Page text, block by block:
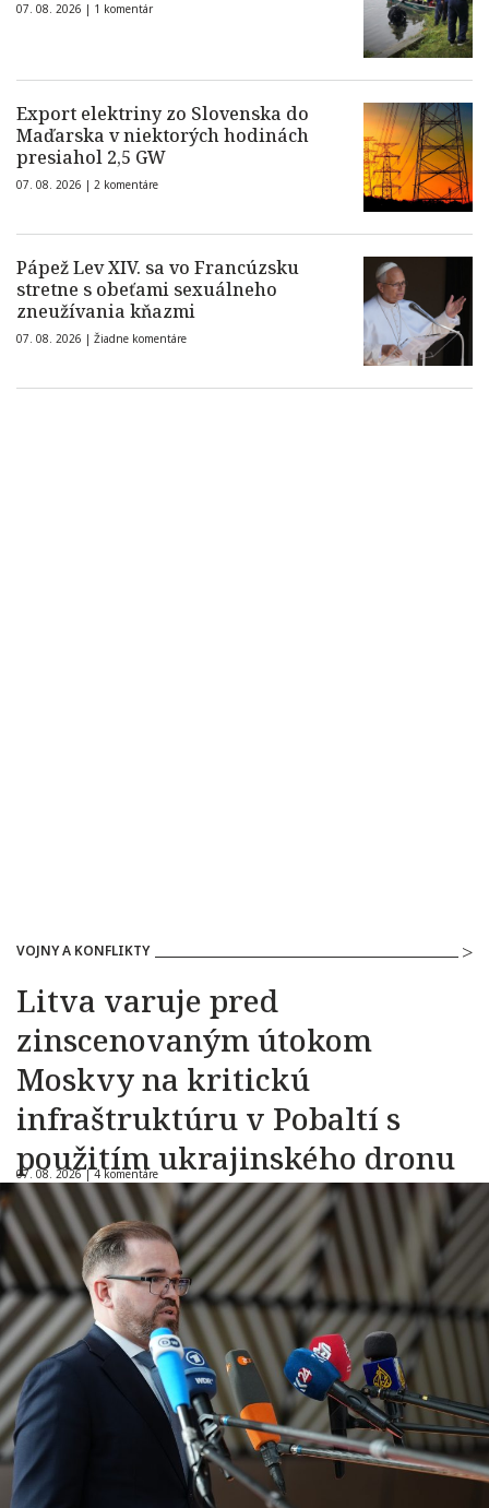
07. 08. 2026 | 1 komentár
Export elektriny zo Slovenska do
Maďarska v niektorých hodinách
presiahol 2,5 GW
07. 08. 2026 | 2 komentáre
Pápež Lev XIV. sa vo Francúzsku
stretne s obeťami sexuálneho
zneužívania kňazmi
07. 08. 2026 | Žiadne komentáre
VOJNY A KONFLIKTY
Litva varuje pred
zinscenovaným útokom
Moskvy na kritickú
infraštruktúru v Pobaltí s
použitím ukrajinského dronu
07. 08. 2026 |4 komentáre